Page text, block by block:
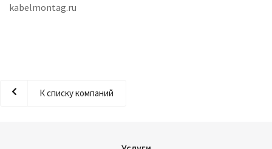
kabelmontag.ru
К списку компаний